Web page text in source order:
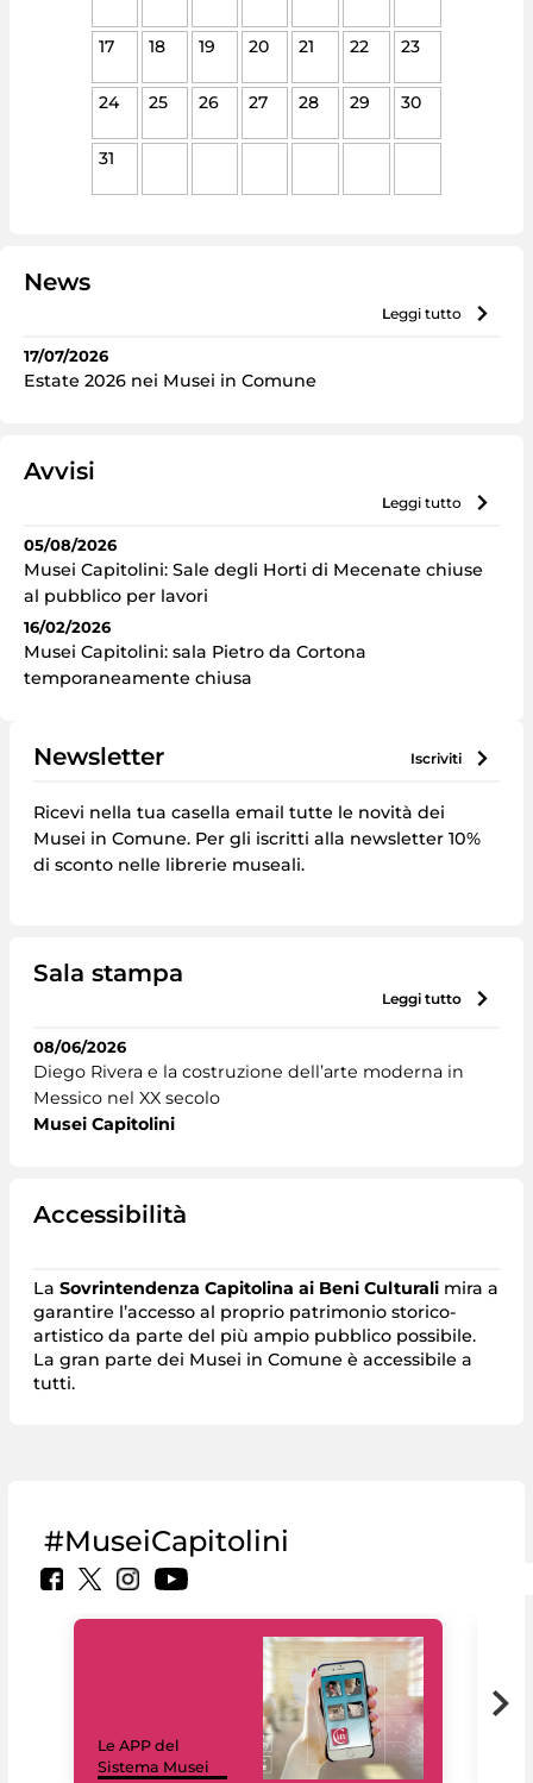
17 18 19 20 21 22 23
24 25 26 27 28 29 30
31
News
leggi tutto
17/07/2026
Estate 2026 nei Musei in Comune
Avvisi
leggi tutto
05/08/2026
Musei Capitolini: Sale degli Horti di Mecenate chiuse
al pubblico per lavori
16/02/2026
Musei Capitolini: sala Pietro da Cortona
temporaneamente chiusa
Newsletter iscriviti
Ricevi nella tua casella email tutte le novità dei
Musei in Comune. Per gli iscritti alla newsletter 10%
di sconto nelle librerie museali.
Sala stampa
leggi tutto
08/06/2026
Diego Rivera e la costruzione dell’arte moderna in
Messico nel XX secolo
Musei Capitolini
Accessibilità
La Sovrintendenza Capitolina ai Beni Culturali mira a
garantire l’accesso al proprio patrimonio storico-
artistico da parte del più ampio pubblico possibile.
La gran parte dei Musei in Comune è accessibile a
tutti.
#MuseiCapitolini
Le APP del
Sistema Musei